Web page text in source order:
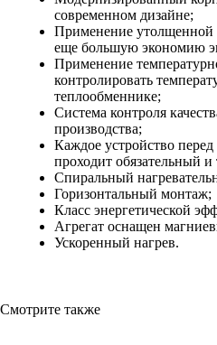
современном дизайне;
Применение утолщенной
еще большую экономию
Применение
контролировать
теплообменнике;
Система контроля
производства;
Каждое устройство
проходит обязательный
Спиральный
Горизонтальный монтаж;
Класс энергетической
Агрегат оснащен
Ускоренный нагрев.
Смотрите также